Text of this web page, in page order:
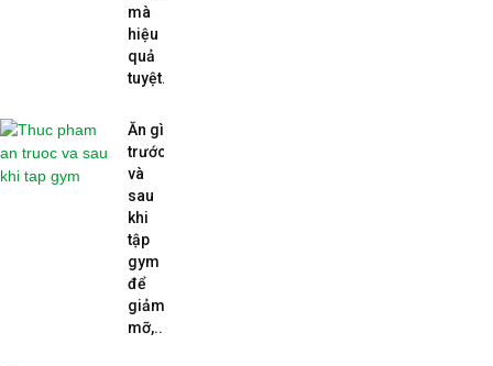
mà
hiệu
quả
tuyệt...
Ăn gì
trước
và
sau
khi
tập
gym
để
giảm
mỡ,...